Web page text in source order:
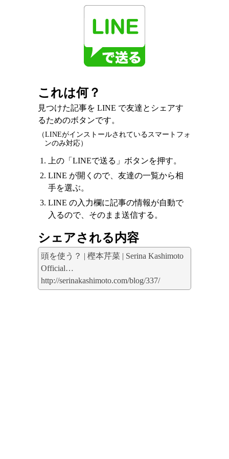
これは何？
見つけた記事を LINE で友達とシェアす
るためのボタンです。
（LINEがインストールされているスマートフォ
ンのみ対応）
上の「LINEで送る」ボタンを押す。
LINE が開くので、友達の一覧から相
手を選ぶ。
LINE の入力欄に記事の情報が自動で
入るので、そのまま送信する。
シェアされる内容
頭を使う？ | 樫本芹菜 | Serina Kashimoto
Official…
http://serinakashimoto.com/blog/337/